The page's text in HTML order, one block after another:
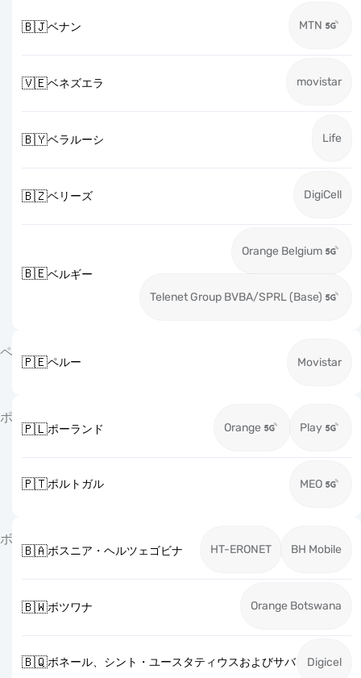
🇧🇯ベナン MTN
🇻🇪ベネズエラ movistar
🇧🇾ベラルーシ Life
🇧🇿ベリーズ DigiCell
🇧🇪ベルギー
Orange Belgium
Telenet Group BVBA/SPRL (Base)
ペ
🇵🇪ペルー Movistar
ポ
🇵🇱ポーランド Orange Play
🇵🇹ポルトガル MEO
ボ
🇧🇦ボスニア・ヘルツェゴビナ HT-ERONET BH Mobile
🇧🇼ボツワナ Orange Botswana
🇧🇶ボネール、シント・ユースタティウスおよびサバ Digicel